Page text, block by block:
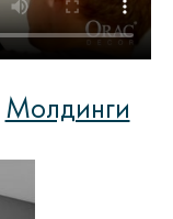
Молдинги